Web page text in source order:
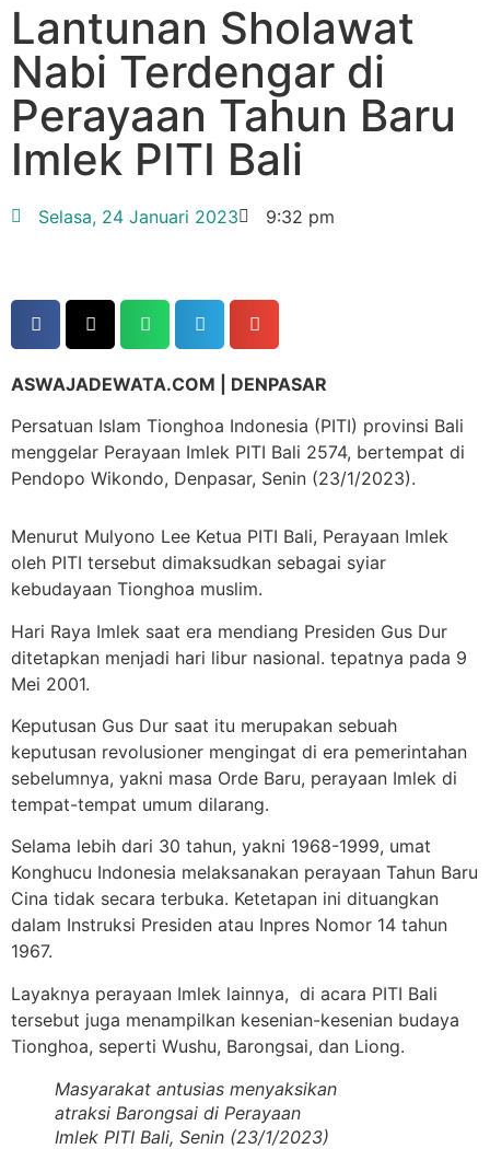
Lantunan Sholawat
Nabi Terdengar di
Perayaan Tahun Baru
Imlek PITI Bali
Selasa, 24 Januari 2023 9:32 pm
ASWAJADEWATA.COM | DENPASAR
Persatuan Islam Tionghoa Indonesia (PITI) provinsi Bali
menggelar Perayaan Imlek PITI Bali 2574, bertempat di
Pendopo Wikondo, Denpasar, Senin (23/1/2023).
Menurut Mulyono Lee Ketua PITI Bali, Perayaan Imlek
oleh PITI tersebut dimaksudkan sebagai syiar
kebudayaan Tionghoa muslim.
Hari Raya Imlek saat era mendiang Presiden Gus Dur
ditetapkan menjadi hari libur nasional. tepatnya pada 9
Mei 2001.
Keputusan Gus Dur saat itu merupakan sebuah
keputusan revolusioner mengingat di era pemerintahan
sebelumnya, yakni masa Orde Baru, perayaan Imlek di
tempat-tempat umum dilarang.
Selama lebih dari 30 tahun, yakni 1968-1999, umat
Konghucu Indonesia melaksanakan perayaan Tahun Baru
Cina tidak secara terbuka. Ketetapan ini dituangkan
dalam Instruksi Presiden atau Inpres Nomor 14 tahun
1967.
Layaknya perayaan Imlek lainnya, di acara PITI Bali
tersebut juga menampilkan kesenian-kesenian budaya
Tionghoa, seperti Wushu, Barongsai, dan Liong.
Masyarakat antusias menyaksikan
atraksi Barongsai di Perayaan
Imlek PITI Bali, Senin (23/1/2023)